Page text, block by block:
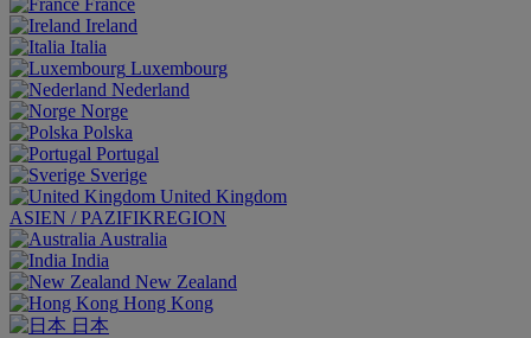
France
Ireland
Italia
Luxembourg
Nederland
Norge
Polska
Portugal
Sverige
United Kingdom
ASIEN / PAZIFIKREGION
Australia
India
New Zealand
Hong Kong
日本